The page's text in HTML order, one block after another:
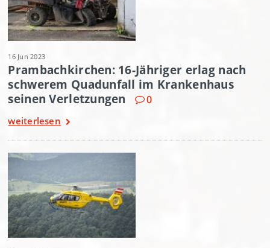
16 Jun 2023
Prambachkirchen: 16-Jähriger erlag nach
schwerem Quadunfall im Krankenhaus
seinen Verletzungen
0
weiterlesen